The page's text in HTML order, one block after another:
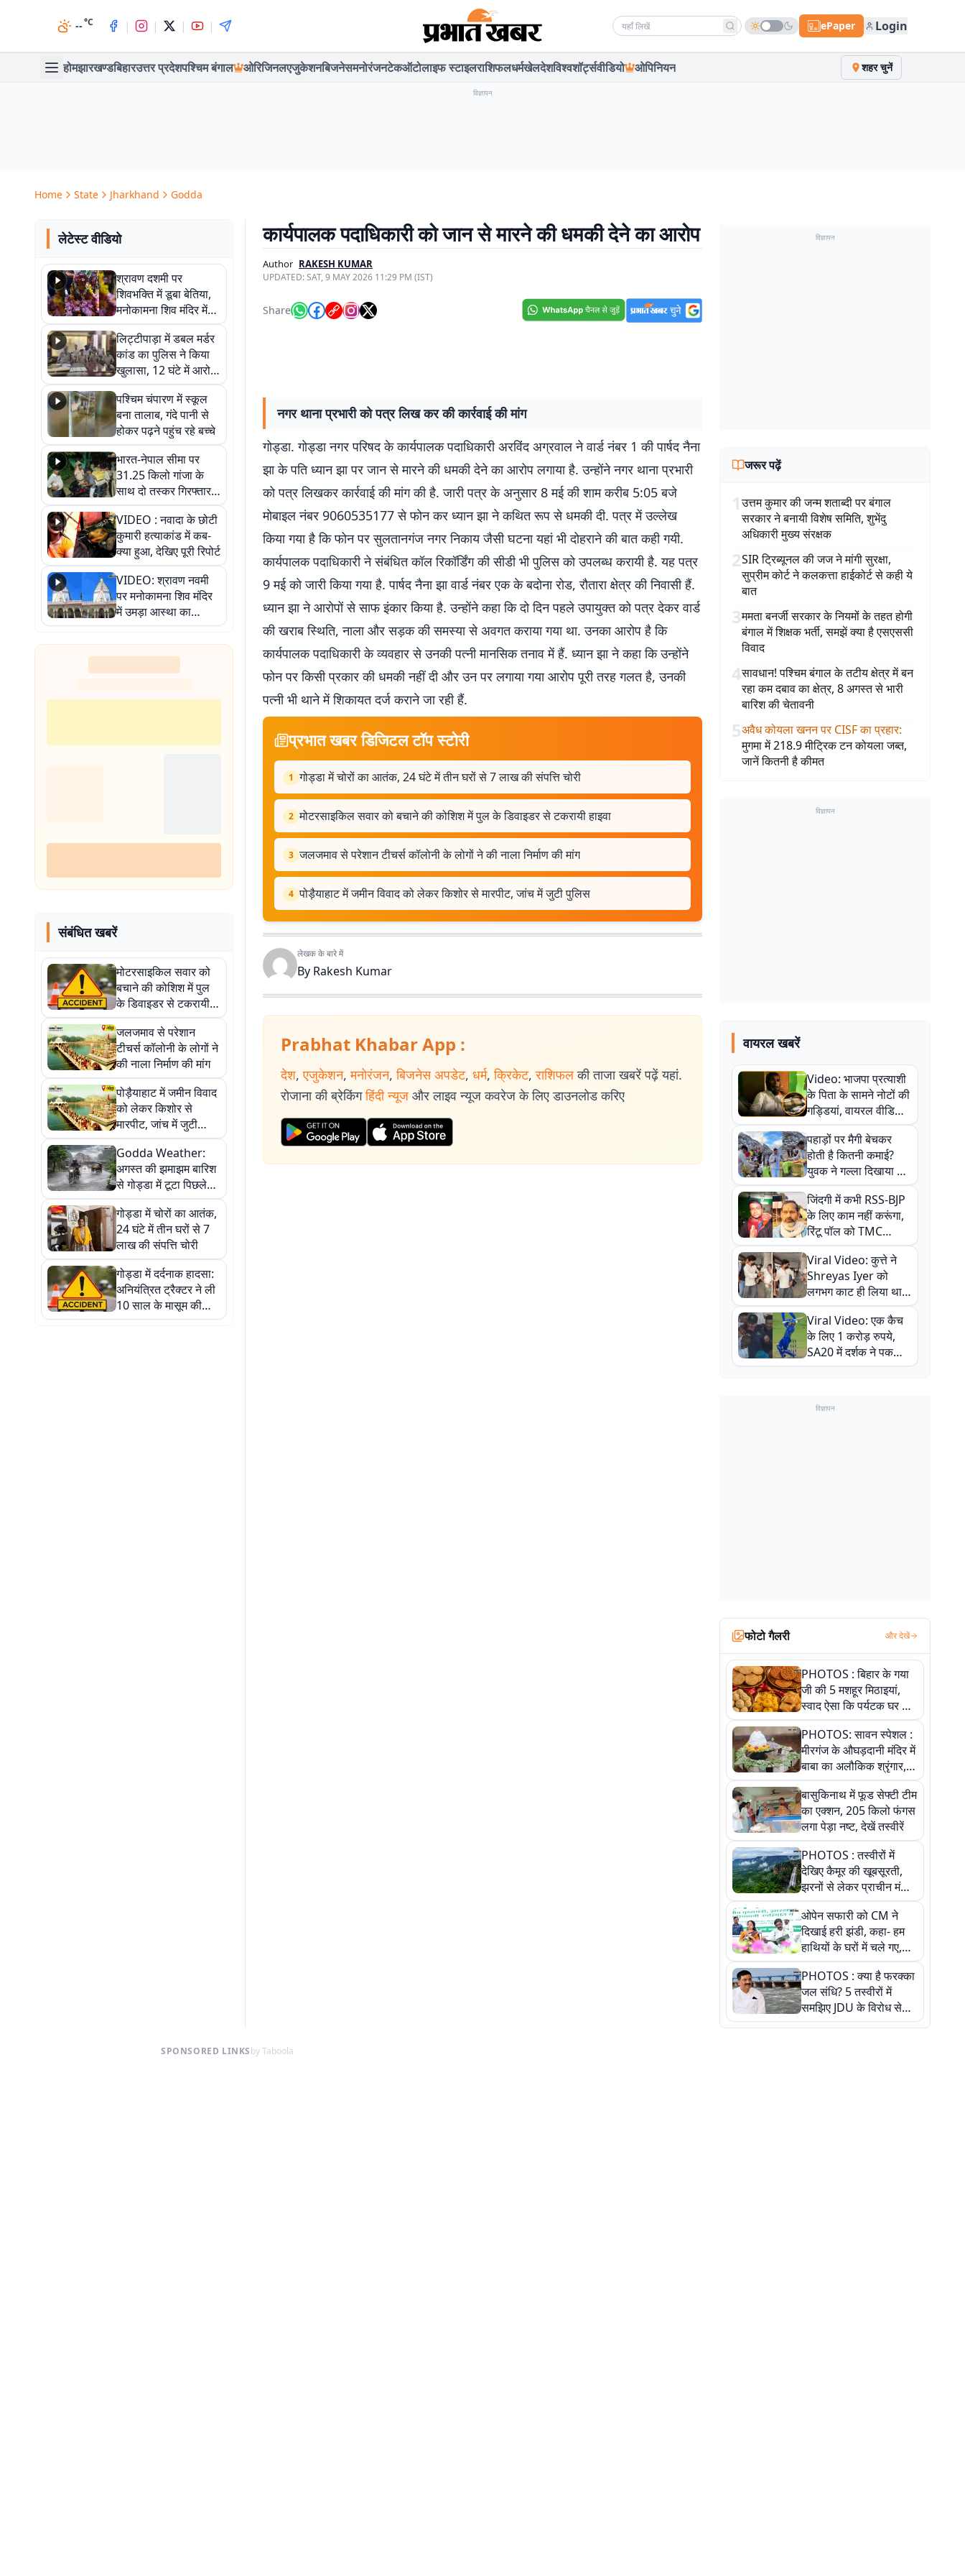
--°C | | | | Search news ePaper Login
होमझारखण्डबिहारउत्तर प्रदेशपश्चिम बंगाल ओरिजिनलएजुकेशनबिजनेसमनोरंजनटेकऑटोलाइफ स्टाइलराशिफलधर्मखेलदेशविश्वशॉर्ट्सवीडियो ओपिनियन शहर चुनें
विज्ञापन
Home State Jharkhand Godda
लेटेस्ट वीडियो
श्रावण दशमी पर
शिवभक्ति में डूबा बेतिया,
मनोकामना शिव मंदिर में
हुआ भव्य श्रृंगार
लिट्टीपाड़ा में डबल मर्डर
कांड का पुलिस ने किया
खुलासा, 12 घंटे में आरोपी
गिरफ्तार
पश्चिम चंपारण में स्कूल
बना तालाब, गंदे पानी से
होकर पढ़ने पहुंच रहे बच्चे
भारत-नेपाल सीमा पर
31.25 किलो गांजा के
साथ दो तस्कर गिरफ्तार,
नेपाली नंबर की बाइक
जब्त
VIDEO : नवादा के छोटी
कुमारी हत्याकांड में कब-
क्या हुआ, देखिए पूरी रिपोर्ट
VIDEO: श्रावण नवमी
पर मनोकामना शिव मंदिर
में उमड़ा आस्था का
सैलाब, हर-हर महादेव के
जयघोष से गूंजा परिसर
संबंधित खबरें
मोटरसाइकिल सवार को
बचाने की कोशिश में पुल
के डिवाइडर से टकरायी
हाइवा
जलजमाव से परेशान
टीचर्स कॉलोनी के लोगों ने
की नाला निर्माण की मांग
पोड़ैयाहाट में जमीन विवाद
को लेकर किशोर से
मारपीट, जांच में जुटी
पुलिस
Godda Weather:
अगस्त की झमाझम बारिश
से गोड्डा में टूटा पिछले
साल का रिकॉर्ड
गोड्डा में चोरों का आतंक,
24 घंटे में तीन घरों से 7
लाख की संपत्ति चोरी
गोड्डा में दर्दनाक हादसा:
अनियंत्रित ट्रैक्टर ने ली
10 साल के मासूम की
जान
कार्यपालक पदाधिकारी को जान से मारने की धमकी देने का आरोप
Author RAKESH KUMAR
UPDATED:SAT, 9 MAY 2026 11:29 PM (IST)
Share
नगर थाना प्रभारी को पत्र लिख कर की कार्रवाई की मांग
गोड्डा. गोड्डा नगर परिषद के कार्यपालक पदाधिकारी अरविंद अग्रवाल ने वार्ड नंबर 1 की पार्षद नैना
झा के पति ध्यान झा पर जान से मारने की धमकी देने का आरोप लगाया है. उन्होंने नगर थाना प्रभारी
को पत्र लिखकर कार्रवाई की मांग की है. जारी पत्र के अनुसार 8 मई की शाम करीब 5:05 बजे
मोबाइल नंबर 9060535177 से फोन कर ध्यान झा ने कथित रूप से धमकी दी. पत्र में उल्लेख
किया गया है कि फोन पर सुलतानगंज नगर निकाय जैसी घटना यहां भी दोहराने की बात कही गयी.
कार्यपालक पदाधिकारी ने संबंधित कॉल रिकॉर्डिंग की सीडी भी पुलिस को उपलब्ध करायी है. यह पत्र
9 मई को जारी किया गया है. पार्षद नैना झा वार्ड नंबर एक के बदोना रोड, रौतारा क्षेत्र की निवासी हैं.
ध्यान झा ने आरोपों से साफ इंकार किया है. उन्होंने कहा कि दो दिन पहले उपायुक्त को पत्र देकर वार्ड
की खराब स्थिति, नाला और सड़क की समस्या से अवगत कराया गया था. उनका आरोप है कि
कार्यपालक पदाधिकारी के व्यवहार से उनकी पत्नी मानसिक तनाव में हैं. ध्यान झा ने कहा कि उन्होंने
फोन पर किसी प्रकार की धमकी नहीं दी और उन पर लगाया गया आरोप पूरी तरह गलत है, उनकी
पत्नी भी थाने में शिकायत दर्ज कराने जा रही हैं.
प्रभात खबर डिजिटल टॉप स्टोरी
1 गोड्डा में चोरों का आतंक, 24 घंटे में तीन घरों से 7 लाख की संपत्ति चोरी
2 मोटरसाइकिल सवार को बचाने की कोशिश में पुल के डिवाइडर से टकरायी हाइवा
3 जलजमाव से परेशान टीचर्स कॉलोनी के लोगों ने की नाला निर्माण की मांग
4 पोड़ैयाहाट में जमीन विवाद को लेकर किशोर से मारपीट, जांच में जुटी पुलिस
लेखक के बारे में
By Rakesh Kumar
Prabhat Khabar App :
देश, एजुकेशन, मनोरंजन, बिजनेस अपडेट, धर्म, क्रिकेट, राशिफल की ताजा खबरें पढ़ें यहां.
रोजाना की ब्रेकिंग हिंदी न्यूज और लाइव न्यूज कवरेज के लिए डाउनलोड करिए
विज्ञापन
जरूर पढ़ें
1उत्तम कुमार की जन्म शताब्दी पर बंगाल
सरकार ने बनायी विशेष समिति, शुभेंदु
अधिकारी मुख्य संरक्षक
2SIR ट्रिब्यूनल की जज ने मांगी सुरक्षा,
सुप्रीम कोर्ट ने कलकत्ता हाईकोर्ट से कही ये
बात
3ममता बनर्जी सरकार के नियमों के तहत होगी
बंगाल में शिक्षक भर्ती, समझें क्या है एसएससी
विवाद
4सावधान! पश्चिम बंगाल के तटीय क्षेत्र में बन
रहा कम दबाव का क्षेत्र, 8 अगस्त से भारी
बारिश की चेतावनी
5अवैध कोयला खनन पर CISF का प्रहार:
मुगमा में 218.9 मीट्रिक टन कोयला जब्त,
जानें कितनी है कीमत
विज्ञापन
वायरल खबरें
Video: भाजपा प्रत्याशी
के पिता के सामने नोटों की
गड्डियां, वायरल वीडियो
से राजनीति में उबाल,
अजित महतो बोले- TMC
की गंदी चाल
पहाड़ों पर मैगी बेचकर
होती है कितनी कमाई?
युवक ने गल्ला दिखाया तो
नौकरी वालों के खड़े हो गए
कान
जिंदगी में कभी RSS-BJP
के लिए काम नहीं करूंगा,
रिंटू पॉल को TMC
ऑफिस में ले जाकर पीटा,
Video वायरल
Viral Video: कुत्ते ने
Shreyas Iyer को
लगभग काट ही लिया था,
न्यूजीलैंड सीरीज से पहले
बाल-बाल बचे
Viral Video: एक कैच
के लिए 1 करोड़ रुपये,
SA20 में दर्शक ने पकड़ा
एक हाथ से गजब का कैच
विज्ञापन
फोटो गैलरी और देखें
PHOTOS : बिहार के गया
जी की 5 मशहूर मिठाइयां,
स्वाद ऐसा कि पर्यटक घर ले
जाना नहीं भूलते, तस्वीरों में
देखें
PHOTOS: सावन स्पेशल :
मीरगंज के औघड़दानी मंदिर में
बाबा का अलौकिक श्रृंगार,
तस्वीरों में देखें महादेव के कई
मनमोहक स्वरूप
बासुकिनाथ में फूड सेफ्टी टीम
का एक्शन, 205 किलो फंगस
लगा पेड़ा नष्ट, देखें तस्वीरें
PHOTOS : तस्वीरों में
देखिए कैमूर की खूबसूरती,
झरनों से लेकर प्राचीन मंदिरों
तक प्रकृति और आस्था का
अद्भुत संगम
ओपेन सफारी को CM ने
दिखाई हरी झंडी, कहा- हम
हाथियों के घरों में चले गए,
देखें तस्वीरें
PHOTOS : क्या है फरक्का
जल संधि? 5 तस्वीरों में
समझिए JDU के विरोध से
लेकर बिहार पर असर तक
SPONSORED LINKSby Taboola